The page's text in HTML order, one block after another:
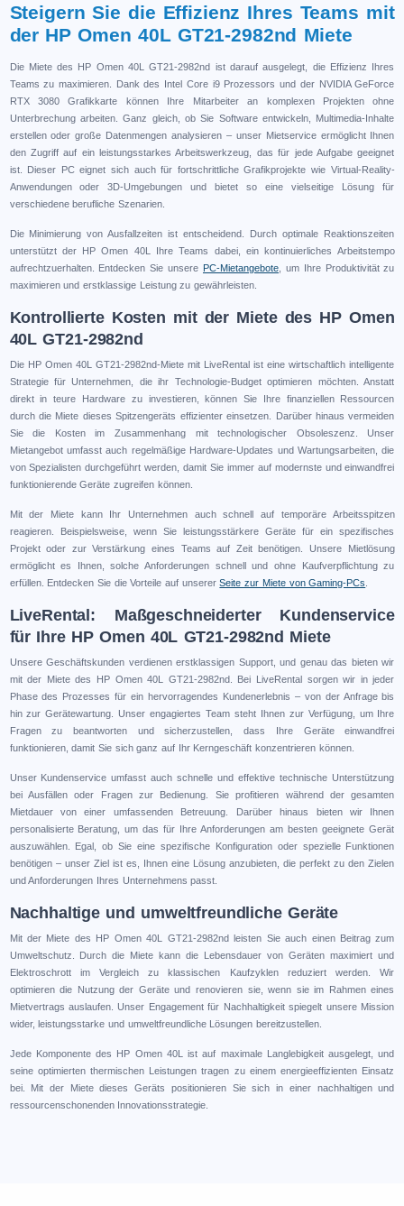
Steigern Sie die Effizienz Ihres Teams mit
der HP Omen 40L GT21-2982nd Miete
Die Miete des HP Omen 40L GT21-2982nd ist darauf ausgelegt, die Effizienz Ihres
Teams zu maximieren. Dank des Intel Core i9 Prozessors und der NVIDIA GeForce
RTX 3080 Grafikkarte können Ihre Mitarbeiter an komplexen Projekten ohne
Unterbrechung arbeiten. Ganz gleich, ob Sie Software entwickeln, Multimedia-Inhalte
erstellen oder große Datenmengen analysieren – unser Mietservice ermöglicht Ihnen
den Zugriff auf ein leistungsstarkes Arbeitswerkzeug, das für jede Aufgabe geeignet
ist. Dieser PC eignet sich auch für fortschrittliche Grafikprojekte wie Virtual-Reality-
Anwendungen oder 3D-Umgebungen und bietet so eine vielseitige Lösung für
verschiedene berufliche Szenarien.
Die Minimierung von Ausfallzeiten ist entscheidend. Durch optimale Reaktionszeiten
unterstützt der HP Omen 40L Ihre Teams dabei, ein kontinuierliches Arbeitstempo
aufrechtzuerhalten. Entdecken Sie unsere PC-Mietangebote , um Ihre Produktivität zu
maximieren und erstklassige Leistung zu gewährleisten.
Kontrollierte Kosten mit der Miete des HP Omen
40L GT21-2982nd
Die HP Omen 40L GT21-2982nd-Miete mit LiveRental ist eine wirtschaftlich intelligente
Strategie für Unternehmen, die ihr Technologie-Budget optimieren möchten. Anstatt
direkt in teure Hardware zu investieren, können Sie Ihre finanziellen Ressourcen
durch die Miete dieses Spitzengeräts effizienter einsetzen. Darüber hinaus vermeiden
Sie die Kosten im Zusammenhang mit technologischer Obsoleszenz. Unser
Mietangebot umfasst auch regelmäßige Hardware-Updates und Wartungsarbeiten, die
von Spezialisten durchgeführt werden, damit Sie immer auf modernste und einwandfrei
funktionierende Geräte zugreifen können.
Mit der Miete kann Ihr Unternehmen auch schnell auf temporäre Arbeitsspitzen
reagieren. Beispielsweise, wenn Sie leistungsstärkere Geräte für ein spezifisches
Projekt oder zur Verstärkung eines Teams auf Zeit benötigen. Unsere Mietlösung
ermöglicht es Ihnen, solche Anforderungen schnell und ohne Kaufverpflichtung zu
erfüllen. Entdecken Sie die Vorteile auf unsererSeite zur Miete von Gaming-PCs
LiveRental: Maßgeschneiderter Kundenservice
für Ihre HP Omen 40L GT21-2982nd Miete
Unsere Geschäftskunden verdienen erstklassigen Support, und genau das bieten wir
mit der Miete des HP Omen 40L GT21-2982nd. Bei LiveRental sorgen wir in jeder
Phase des Prozesses für ein hervorragendes Kundenerlebnis – von der Anfrage bis
hin zur Gerätewartung. Unser engagiertes Team steht Ihnen zur Verfügung, um Ihre
Fragen zu beantworten und sicherzustellen, dass Ihre Geräte einwandfrei
funktionieren, damit Sie sich ganz auf Ihr Kerngeschäft konzentrieren können.
Unser Kundenservice umfasst auch schnelle und effektive technische Unterstützung
bei Ausfällen oder Fragen zur Bedienung. Sie profitieren während der gesamten
Mietdauer von einer umfassenden Betreuung. Darüber hinaus bieten wir Ihnen
personalisierte Beratung, um das für Ihre Anforderungen am besten geeignete Gerät
auszuwählen. Egal, ob Sie eine spezifische Konfiguration oder spezielle Funktionen
benötigen – unser Ziel ist es, Ihnen eine Lösung anzubieten, die perfekt zu den Zielen
und Anforderungen Ihres Unternehmens passt.
Nachhaltige und umweltfreundliche Geräte
Mit der Miete des HP Omen 40L GT21-2982nd leisten Sie auch einen Beitrag zum
Umweltschutz. Durch die Miete kann die Lebensdauer von Geräten maximiert und
Elektroschrott im Vergleich zu klassischen Kaufzyklen reduziert werden. Wir
optimieren die Nutzung der Geräte und renovieren sie, wenn sie im Rahmen eines
Mietvertrags auslaufen. Unser Engagement für Nachhaltigkeit spiegelt unsere Mission
wider, leistungsstarke und umweltfreundliche Lösungen bereitzustellen.
Jede Komponente des HP Omen 40L ist auf maximale Langlebigkeit ausgelegt, und
seine optimierten thermischen Leistungen tragen zu einem energieeffizienten Einsatz
bei. Mit der Miete dieses Geräts positionieren Sie sich in einer nachhaltigen und
ressourcenschonenden Innovationsstrategie.